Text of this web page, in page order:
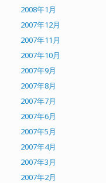
2008年1月
2007年12月
2007年11月
2007年10月
2007年9月
2007年8月
2007年7月
2007年6月
2007年5月
2007年4月
2007年3月
2007年2月